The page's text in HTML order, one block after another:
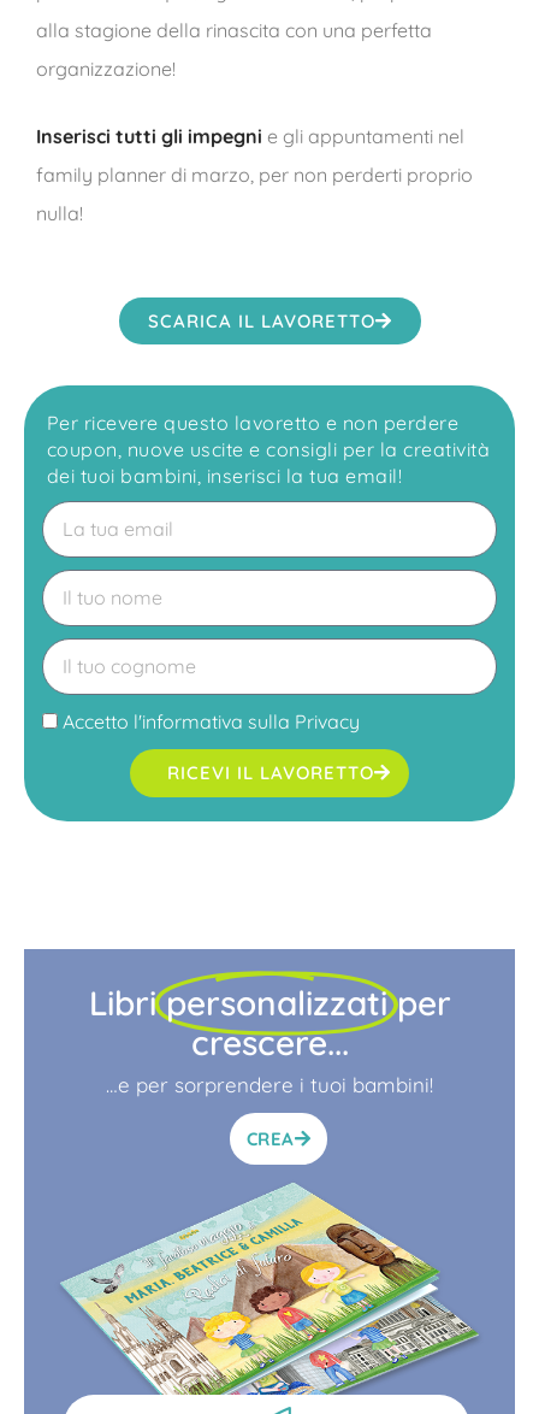
alla stagione della rinascita con una perfetta
organizzazione!
Inserisci tutti gli impegni e gli appuntamenti nel
family planner di marzo, per non perderti proprio
nulla!
SCARICA IL LAVORETTO
Per ricevere questo lavoretto e non perdere
coupon, nuove uscite e consigli per la creatività
dei tuoi bambini, inserisci la tua email!
Accetto l'informativa sulla Privacy
RICEVI IL LAVORETTO
Libri personalizzati per
crescere...
…e per sorprendere i tuoi bambini!
CREA